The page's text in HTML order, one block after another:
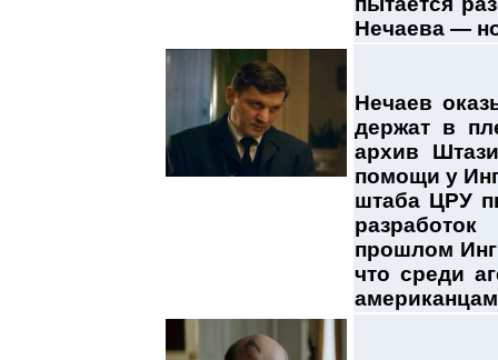
Нечаева —
Нечаев
держат в
архив
помощи у
штаба ЦРУ
прошлом
что среди